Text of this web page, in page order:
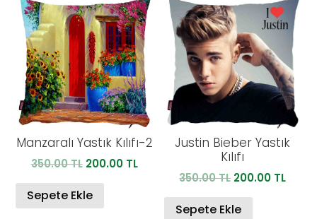
Manzaralı Yastık Kılıfı-2
350.00TL Orijinal
350.00 TL.
200.00 TLŞu
200.00 TL.
Sepete Ekle
Justin Bieber Yastık
Kılıfı
350.00TL Orijinal
350.00 TL.
200.00 TLŞu
Sepete Ekle